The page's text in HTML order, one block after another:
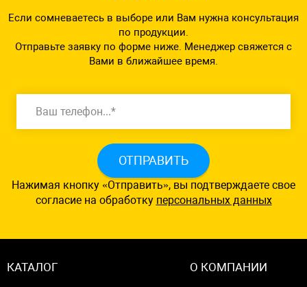
Если сомневаетесь в выборе или Вам нужна консультация
по продукции.
Отправьте заявку по форме ниже. Менеджер свяжется с
Вами в ближайшее время.
ОТПРАВИТЬ
Нажимая кнопку «Отправить», вы подтверждаете свое
согласие на обработку персональных данных
КАТАЛОГ О КОМПАНИИ